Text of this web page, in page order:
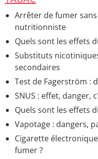
Peut on arrêter la
J'ai pris 10 kilos en
Maigrir
Arrêter de fumer
nutritionniste
Quels sont les effets
Substituts
secondaires
Test de Fagerström :
SNUS : effet, danger,
Quels sont les effets
Vapotage : dangers,
Cigarette
fumer ?